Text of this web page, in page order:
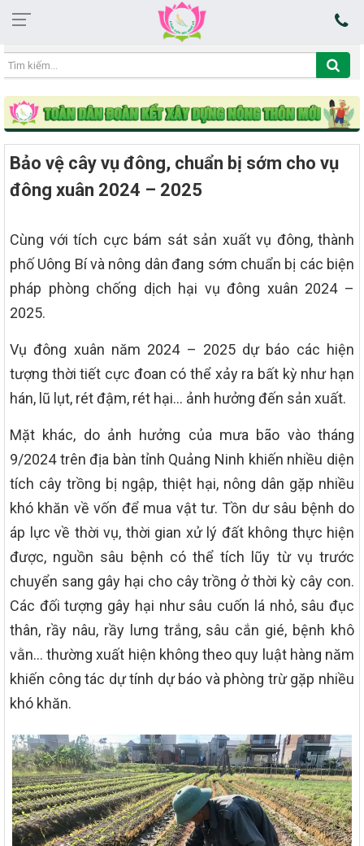
19:38:37 07/08/2026
Bảo vệ cây vụ đông, chuẩn bị sớm cho vụ
đông xuân 2024 – 2025
Cùng với tích cực bám sát sản xuất vụ đông, thành
phố Uông Bí và nông dân đang sớm chuẩn bị các biện
pháp phòng chống dịch hại vụ đông xuân 2024 –
2025.
Vụ đông xuân năm 2024 – 2025 dự báo các hiện
tượng thời tiết cực đoan có thể xảy ra bất kỳ như hạn
hán, lũ lụt, rét đậm, rét hại… ảnh hưởng đến sản xuất.
Mặt khác, do ảnh hưởng của mưa bão vào tháng
9/2024 trên địa bàn tỉnh Quảng Ninh khiến nhiều diện
tích cây trồng bị ngập, thiệt hại, nông dân gặp nhiều
khó khăn về vốn để mua vật tư. Tồn dư sâu bệnh do
áp lực về thời vụ, thời gian xử lý đất không thực hiện
được, nguồn sâu bệnh có thể tích lũy từ vụ trước
chuyển sang gây hại cho cây trồng ở thời kỳ cây con.
Các đối tượng gây hại như sâu cuốn lá nhỏ, sâu đục
thân, rầy nâu, rầy lưng trắng, sâu cắn gié, bệnh khô
vằn… thường xuất hiện không theo quy luật hàng năm
khiến công tác dự tính dự báo và phòng trừ gặp nhiều
khó khăn.